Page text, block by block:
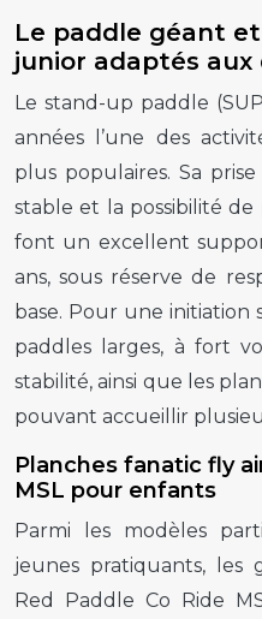
Le paddle géant
junior adaptés
Le stand-up paddle
années l’une des
plus populaires. Sa
stable et la possibilité
font un excellent
ans, sous réserve de
base. Pour une initiation
paddles larges, à fort
stabilité, ainsi que les
pouvant accueillir
Planches fanatic fly
MSL pour enfants
Parmi les modèles
jeunes pratiquants, les
Red Paddle Co Ride